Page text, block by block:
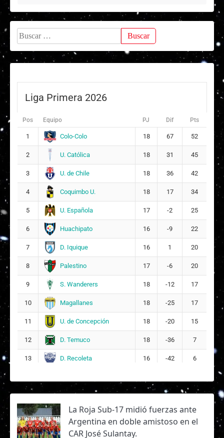
Buscar:
Liga Primera 2026
Pos Equipo PJ Dif Pts
1 Colo-Colo 18 67 52
2 U. Católica 18 31 45
3 U. de Chile 18 36 42
4 Coquimbo U. 18 17 34
5 U. Española 17 -2 25
6 Huachipato 16 -9 22
7 D. Iquique 16 1 20
8 Palestino 17 -6 20
9 S. Wanderers 18 -12 17
10 Magallanes 18 -25 17
11 U. de Concepción 18 -20 15
12 D. Temuco 18 -36 7
13 D. Recoleta 16 -42 6
La Roja Sub-17 midió fuerzas ante
Argentina en doble amistoso en el
CAR José Sulantay.